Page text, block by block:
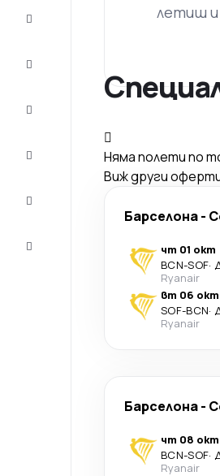
летиш и
Няма полети по
Виж други
Барселона-
чт 01 окт
BCN-SOF·
Ryanair
вт 06 окт
SOF-BCN·
Ryanair
Барселона-
чт 08 окт
BCN-SOF·
Ryanair